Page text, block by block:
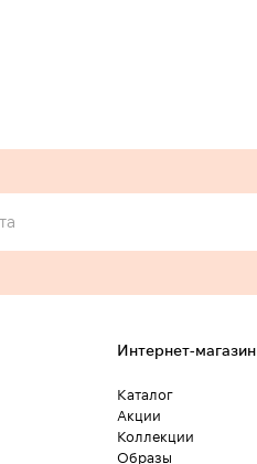
Интернет-магазин
Каталог
Акции
Коллекции
Образы